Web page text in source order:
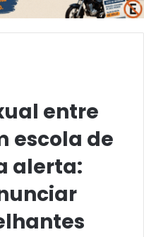
entre
escola de
alerta: